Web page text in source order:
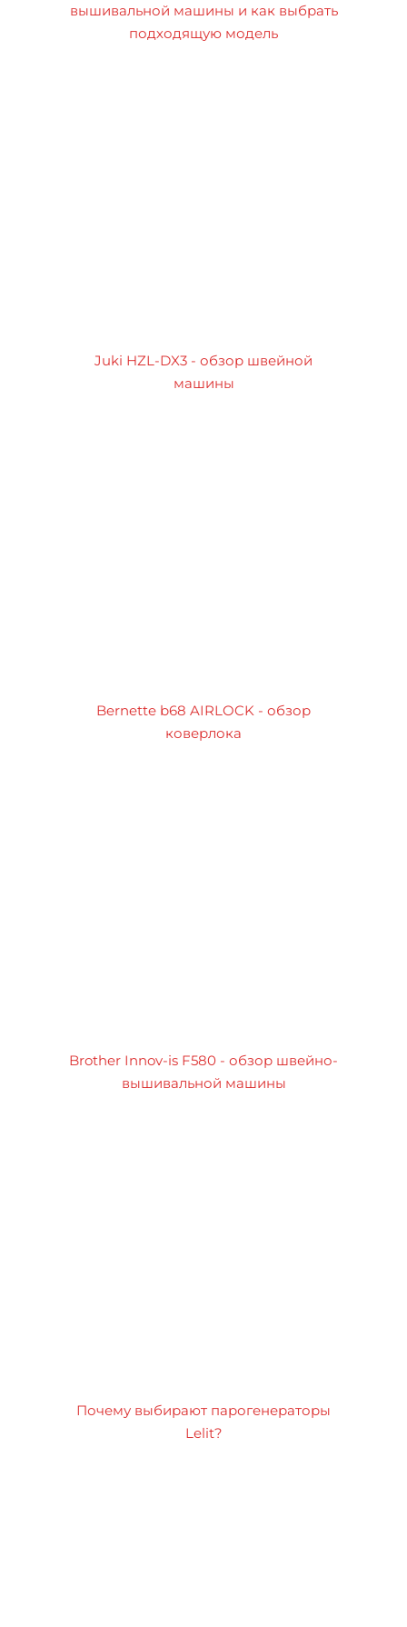
вышивальной машины и как выбрать
подходящую модель
Juki HZL-DX3 - обзор швейной
машины
Bernette b68 AIRLOCK - обзор
коверлока
Brother Innov-is F580 - обзор швейно-
вышивальной машины
Почему выбирают парогенераторы
Lelit?